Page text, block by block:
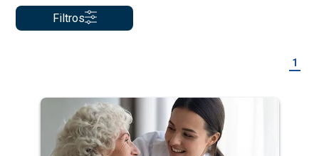
Filtros
1